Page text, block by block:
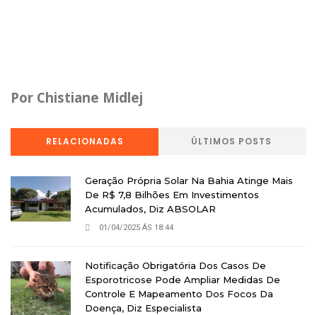
Por Chistiane Midlej
RELACIONADAS ÚLTIMOS POSTS
Geração Própria Solar Na Bahia Atinge Mais
De R$ 7,8 Bilhões Em Investimentos
Acumulados, Diz ABSOLAR
01/04/2025 ÁS 18:44
Notificação Obrigatória Dos Casos De
Esporotricose Pode Ampliar Medidas De
Controle E Mapeamento Dos Focos Da
Doença, Diz Especialista